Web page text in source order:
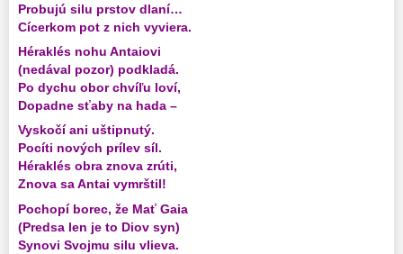
Probujú silu prstov dlaní…
Cícerkom pot z nich vyviera.
Héraklés nohu Antaiovi
(nedával pozor) podkladá.
Po dychu obor chvíľu loví,
Dopadne sťaby na hada –
Vyskočí ani uštipnutý.
Pocíti nových prílev síl.
Héraklés obra znova zrúti,
Znova sa Antai vymrštil!
Pochopí borec, že Mať Gaia
(Predsa len je to Diov syn)
Synovi Svojmu silu vlieva.